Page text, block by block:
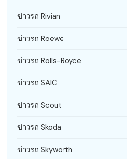
ข่าวรถ Rivian
ข่าวรถ Roewe
ข่าวรถ Rolls-Royce
ข่าวรถ SAIC
ข่าวรถ Scout
ข่าวรถ Skoda
ข่าวรถ Skyworth